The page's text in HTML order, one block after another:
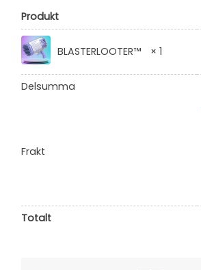
Produkt
BLASTERLOOTER™ × 1
Delsumma
Frakt
Totalt